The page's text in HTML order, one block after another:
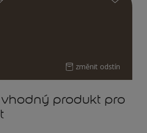
změnit odstín
produkt pro